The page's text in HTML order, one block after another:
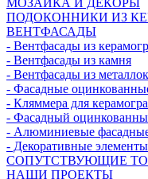
МОЗАИКА И ДЕКОРЫ
ПОДОКОННИКИ ИЗ
ВЕНТФАСАДЫ
- Вентфасады из
- Вентфасады из камня
- Вентфасады из
- Фасадные
- Кляммера для
- Фасадный
- Алюминиевые
- Декоративные
СОПУТСТВУЮЩИЕ
НАШИ ПРОЕКТЫ